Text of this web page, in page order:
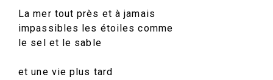
La mer tout près et à jamais
impassibles les étoiles comme
le sel et le sable
et une vie plus tard